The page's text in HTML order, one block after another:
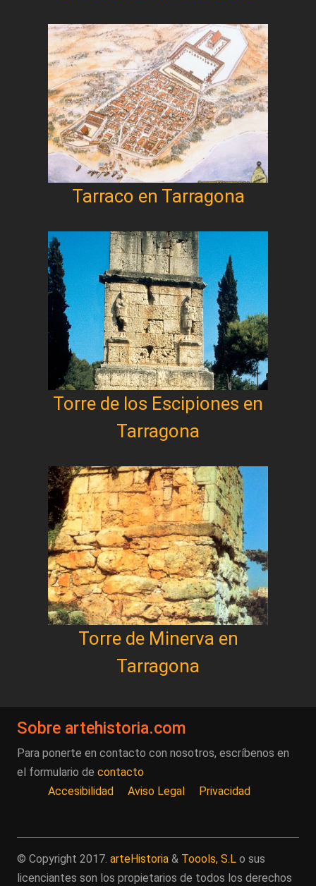
Tarraco en Tarragona
Torre de los Escipiones en
Tarragona
Torre de Minerva en
Tarragona
Sobre artehistoria.com
Para ponerte en contacto con nosotros, escríbenos en
el formulario de contacto
Accesibilidad
Aviso Legal Privacidad
© Copyright 2017. arteHistoria & Toools, S.L o sus
licenciantes son los propietarios de todos los derechos